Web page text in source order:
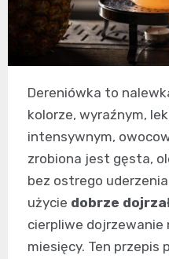
Dereniówka to
kolorze, wyraźnym,
intensywnym,
zrobiona jest gęsta,
bez ostrego
użycie dobrze
cierpliwe dojrzewanie
miesięcy. Ten przepis